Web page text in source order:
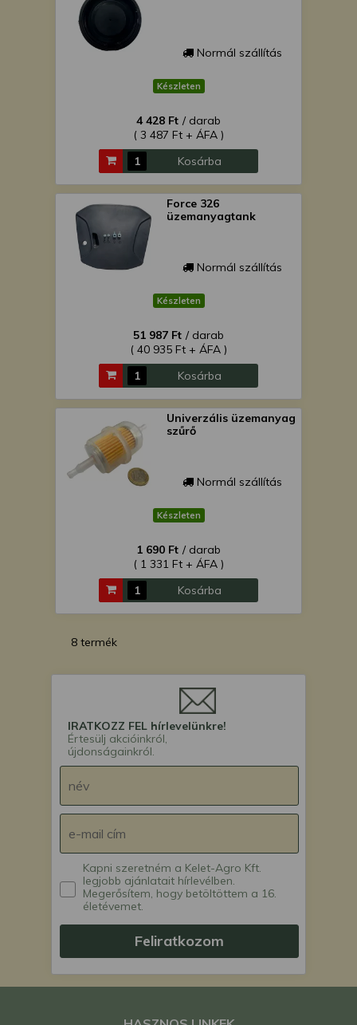
Normál szállítás
Készleten
4 428 Ft / darab
( 3 487 Ft + ÁFA )
Kosárba
Force 326
üzemanyagtank
Normál szállítás
Készleten
51 987 Ft / darab
( 40 935 Ft + ÁFA )
Kosárba
Univerzális üzemanyag
szűrő
Normál szállítás
Készleten
1 690 Ft / darab
( 1 331 Ft + ÁFA )
Kosárba
8 termék
IRATKOZZ FEL hírlevelünkre!
Értesülj akcióinkról,
újdonságainkról.
Kapni szeretném a Kelet-Agro Kft.
legjobb ajánlatait hírlevélben.
Megerősítem, hogy betöltöttem a 16.
életévemet.
Feliratkozom